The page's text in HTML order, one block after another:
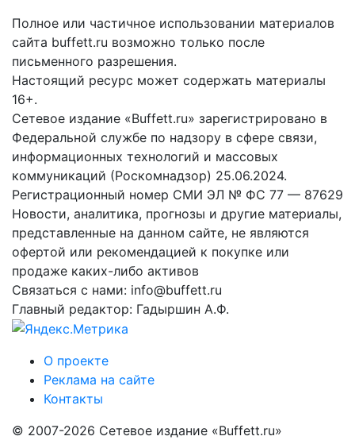
Полное или частичное использовании материалов
сайта buffett.ru возможно только после
письменного разрешения.
Настоящий ресурс может содержать материалы
16+.
Сетевое издание «Buffett.ru» зарегистрировано в
Федеральной службе по надзору в сфере связи,
информационных технологий и массовых
коммуникаций (Роскомнадзор) 25.06.2024.
Регистрационный номер СМИ ЭЛ № ФС 77 — 87629
Новости, аналитика, прогнозы и другие материалы,
представленные на данном сайте, не являются
офертой или рекомендацией к покупке или
продаже каких-либо активов
Связаться с нами: info@buffett.ru
Главный редактор: Гадыршин А.Ф.
О проекте
Реклама на сайте
Контакты
© 2007-2026 Сетевое издание «Buffett.ru»